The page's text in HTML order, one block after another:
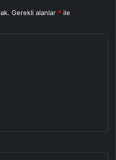
Gerekli alanlar * ile